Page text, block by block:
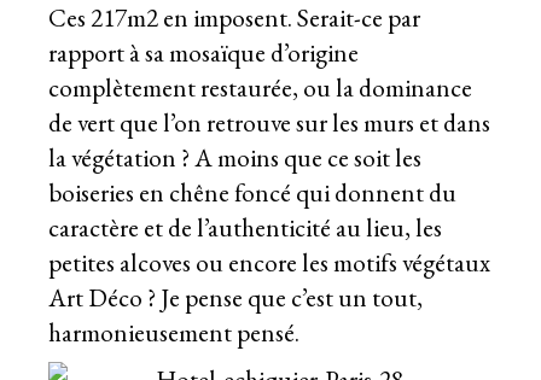
Ces 217m2 en imposent. Serait-ce par
rapport à sa mosaïque d’origine
complètement restaurée, ou la dominance
de vert que l’on retrouve sur les murs et dans
la végétation ? A moins que ce soit les
boiseries en chêne foncé qui donnent du
caractère et de l’authenticité au lieu, les
petites alcoves ou encore les motifs végétaux
Art Déco ? Je pense que c’est un tout,
harmonieusement pensé.